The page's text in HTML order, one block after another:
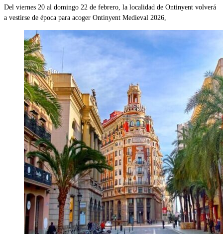
Del viernes 20 al domingo 22 de febrero, la localidad de Ontinyent volverá
a vestirse de época para acoger Ontinyent Medieval 2026,